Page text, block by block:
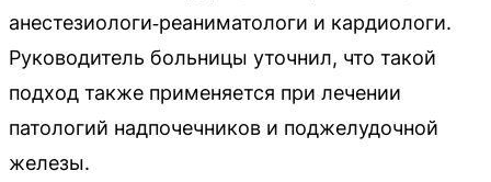
анестезиологи‑реаниматологи и кардиологи.
Руководитель больницы уточнил, что такой
подход также применяется при лечении
патологий надпочечников и поджелудочной
железы.